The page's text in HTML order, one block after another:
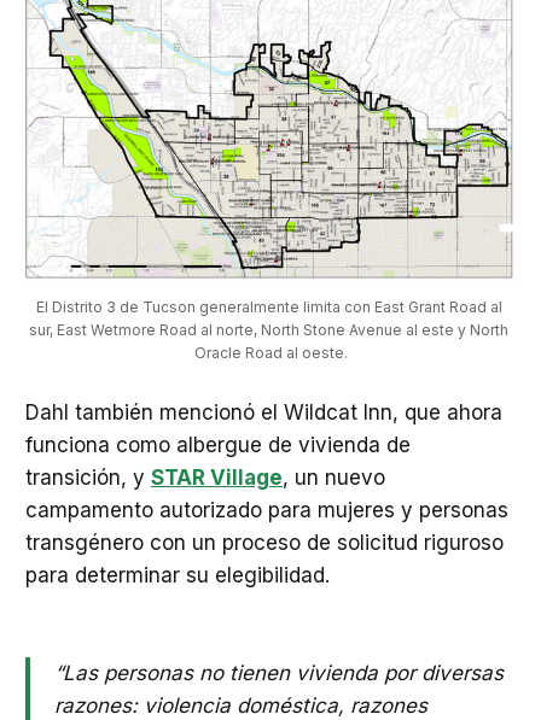
El Distrito 3 de Tucson generalmente limita con East Grant Road al
sur, East Wetmore Road al norte, North Stone Avenue al este y North
Oracle Road al oeste.
Dahl también mencionó el Wildcat Inn, que ahora
funciona como albergue de vivienda de
transición, y STAR Village, un nuevo
campamento autorizado para mujeres y personas
transgénero con un proceso de solicitud riguroso
para determinar su elegibilidad.
“Las personas no tienen vivienda por diversas
razones: violencia doméstica, razones